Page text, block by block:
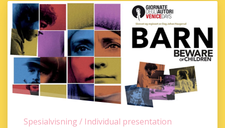
Spesialvisning / Individual presentation